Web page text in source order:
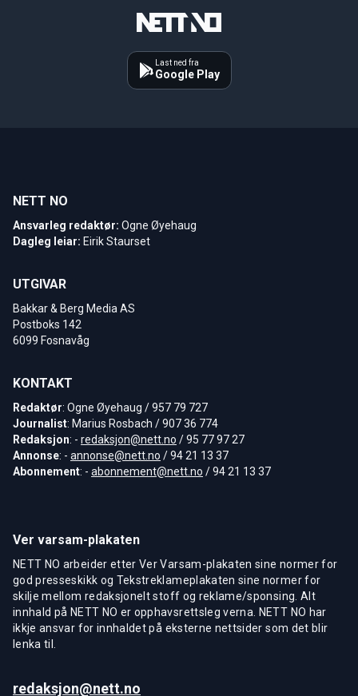
Last ned fra
Google Play
NETT NO
Ansvarleg redaktør: Ogne Øyehaug
Dagleg leiar: Eirik Staurset
UTGIVAR
Bakkar & Berg Media AS
Postboks 142
6099 Fosnavåg
KONTAKT
Redaktør: Ogne Øyehaug / 957 79 727
Journalist: Marius Rosbach / 907 36 774
Redaksjon: - redaksjon@nett.no / 95 77 97 27
Annonse: - annonse@nett.no / 94 21 13 37
Abonnement: - abonnement@nett.no / 94 21 13 37
Ver varsam-plakaten
NETT NO arbeider etter Ver Varsam-plakaten sine normer for
god presseskikk og Tekstreklameplakaten sine normer for
skilje mellom redaksjonelt stoff og reklame/sponsing. Alt
innhald på NETT NO er opphavsrettsleg verna. NETT NO har
ikkje ansvar for innhaldet på eksterne nettsider som det blir
lenka til.
redaksjon@nett.no